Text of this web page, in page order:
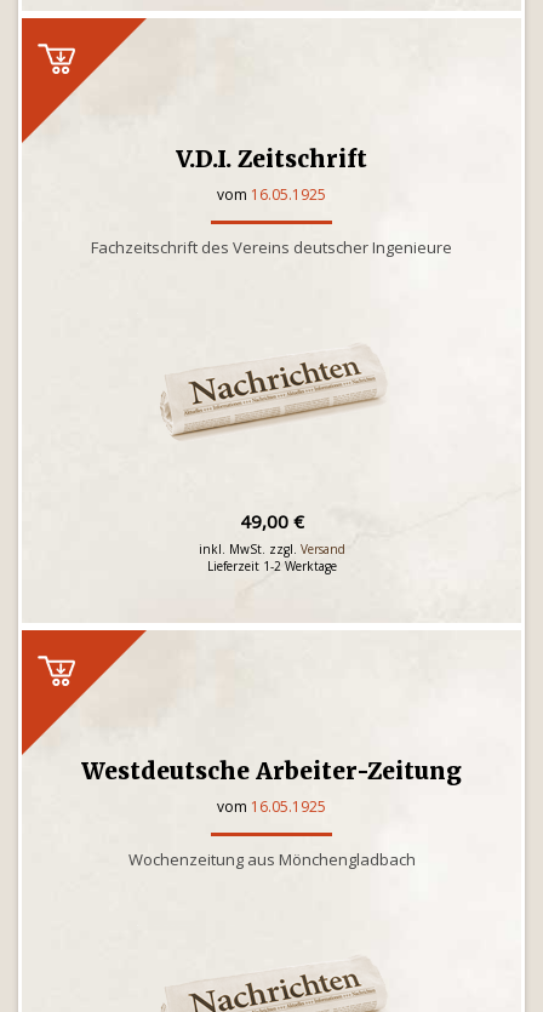
V.D.I. Zeitschrift
vom 16.05.1925
Fachzeitschrift des Vereins deutscher Ingenieure
49,00 €
inkl. MwSt. zzgl. Versand
Lieferzeit 1-2 Werktage
Westdeutsche Arbeiter-Zeitung
vom 16.05.1925
Wochenzeitung aus Mönchengladbach